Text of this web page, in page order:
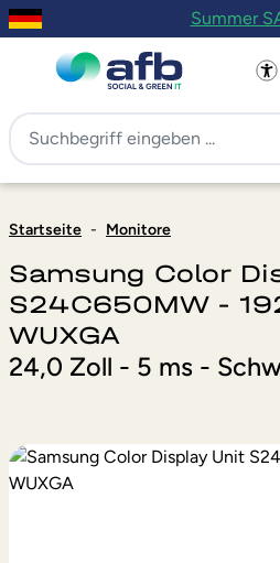
Hauptinhalt springen
Zur Navigation der B2B-Plattform
Summer
Startseite - Monitore
Samsung Color
S24C650MW -
WUXGA
24,0 Zoll - 5 ms -
Bildergalerie überspringen